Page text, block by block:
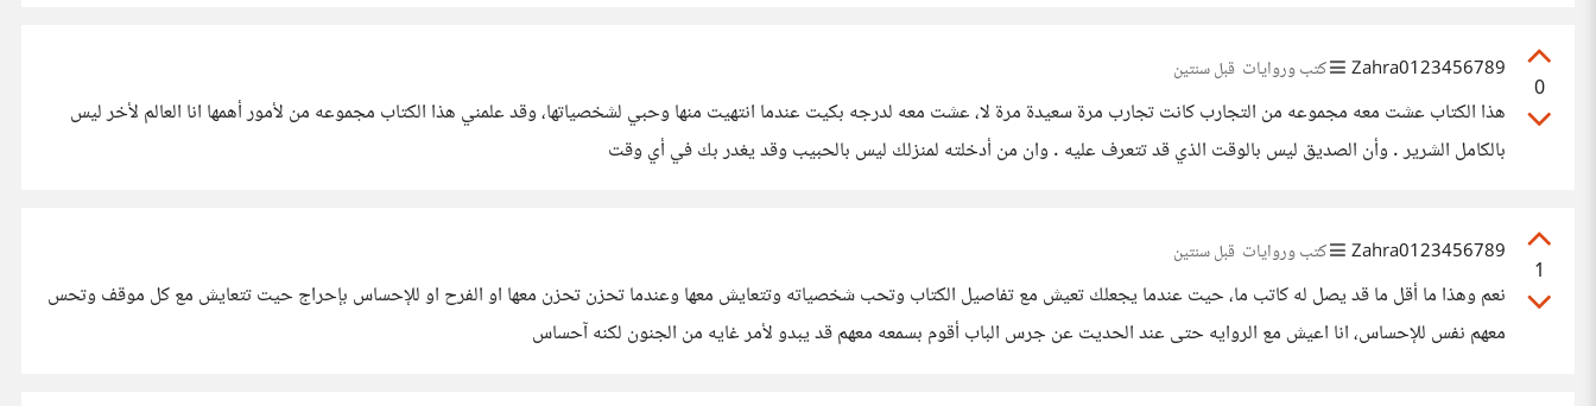
0
Zahra0123456789 كتب وروايات قبل سنتين
هذا الكتاب عشت معه مجموعه من التجارب كانت تجارب مرة سعيدة مرة لا، عشت معه لدرجه بكيت عندما انتهيت منها وحبي لشخصياتها، وقد علمني هذا الكتاب مجموعه من لأمور أهمها انا العالم لأخر ليس
بالكامل الشرير . وأن الصديق ليس بالوقت الذي قد تتعرف عليه . وان من أدخلته لمنزلك ليس بالحبيب وقد يغدر بك في أي وقت
1
Zahra0123456789 كتب وروايات قبل سنتين
نعم وهذا ما أقل ما قد يصل له كاتب ما، حيت عندما يجعلك تعيش مع تفاصيل الكتاب وتحب شخصياته وتتعايش معها وعندما تحزن تحزن معها او الفرح او للإحساس بإحراج حيت تتعايش مع كل موقف وتحس
معهم نفس للإحساس، انا اعيش مع الروايه حتى عند الحديت عن جرس الباب أقوم بسمعه معهم قد يبدو لأمر غايه من الجنون لكنه آحساس